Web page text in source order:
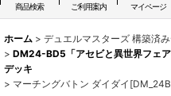
商品検索 ご利用案内 マイページ
ホーム > デュエルマスターズ 構築済
> DM24-BD5「アセビと異世界フェ
デッキ
> マーチングバトン ダイダイ